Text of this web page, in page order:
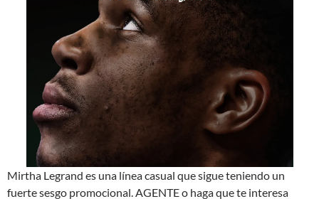
Mirtha Legrand es una línea casual que sigue teniendo un
fuerte sesgo promocional. AGENTE o haga que te interesa